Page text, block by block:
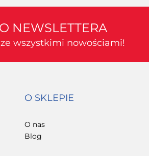
NEWSLETTERA
wszystkimi nowościami!
O SKLEPIE
O nas
Blog